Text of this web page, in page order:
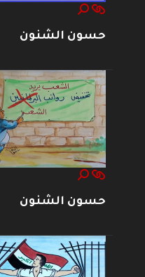
حسون الشنون
حسون الشنون